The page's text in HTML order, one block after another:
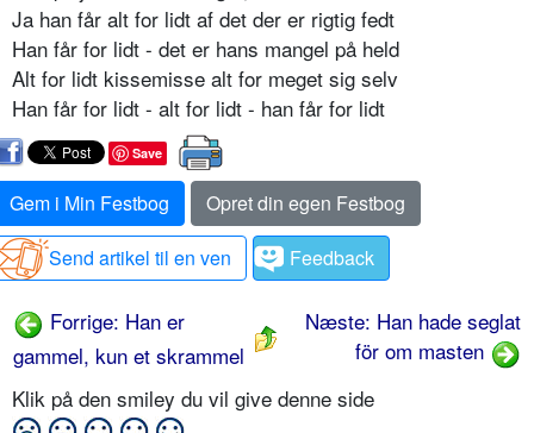
Ja han får alt for lidt af det der er rigtig fedt
Han får for lidt - det er hans mangel på held
Alt for lidt kissemisse alt for meget sig selv
Han får for lidt - alt for lidt - han får for lidt
Save
Gem i Min Festbog
Opret din egen Festbog
Send artikel til en ven
Feedback
Forrige: Han er
gammel, kun et skrammel
Næste: Han hade seglat
för om masten
Klik på den smiley du vil give denne side